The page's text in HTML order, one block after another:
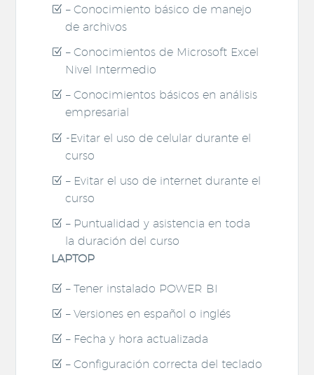
– Conocimiento básico de manejo
de archivos
– Conocimientos de Microsoft Excel
Nivel Intermedio
– Conocimientos básicos en análisis
empresarial
-Evitar el uso de celular durante el
curso
– Evitar el uso de internet durante el
curso
– Puntualidad y asistencia en toda
la duración del curso
LAPTOP
– Tener instalado POWER BI
– Versiones en español o inglés
– Fecha y hora actualizada
– Configuración correcta del teclado